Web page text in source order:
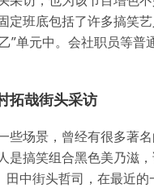
定班底包括了许多搞笑艺
”单元中。会社职员等普
拓哉街头采访
些场景，曾经有很多著
是搞笑组合黑色美乃滋
田中街头哲司，在最近的